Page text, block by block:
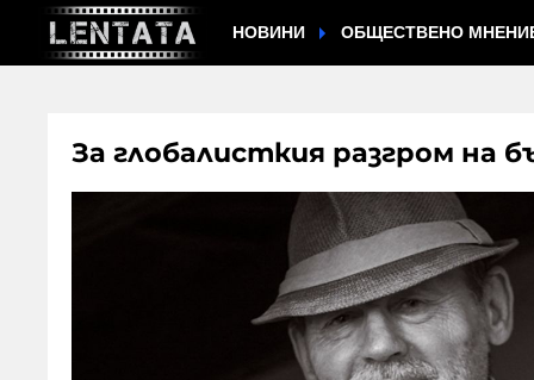
НОВИНИ ОБЩЕСТВЕНО
За глобалисткия разгром на